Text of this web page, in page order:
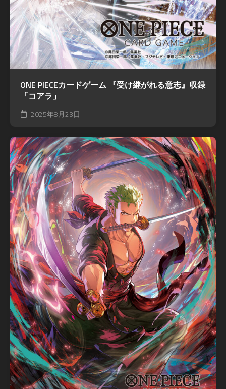
ONE PIECEカードゲーム 『受け継がれる意志』収録
「コアラ」
2025年8月23日